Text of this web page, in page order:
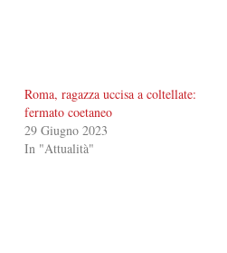
Roma, ragazza uccisa a coltellate:
fermato coetaneo
29 Giugno 2023
In "Attualità"